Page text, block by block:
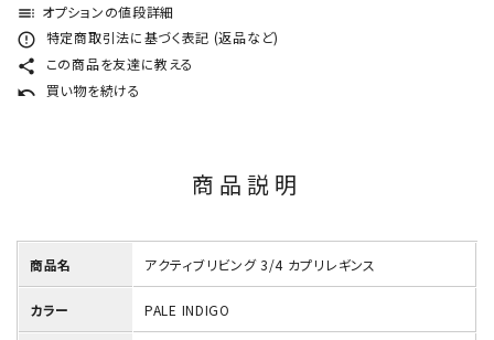
toc オプションの値段詳細
error_outline 特定商取引法に基づく表記 (返品など)
share この商品を友達に教える
undo 買い物を続ける
商品説明
商品名 アクティブリビング 3/4 カプリレギンス
カラー PALE INDIGO